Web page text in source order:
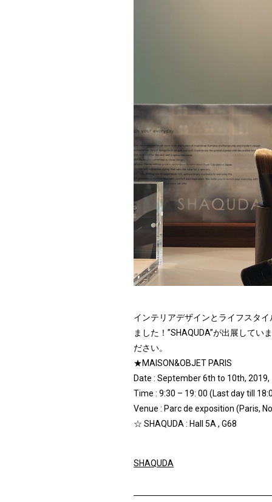
インテリアデザインとライフスタ
ました！”SHAQUDA”が出展して
ださい。
★MAISON&OBJET PARIS
Date : September 6th to 10th, 2019,
Time : 9:30 – 19: 00 (Last day till
Venue : Parc de exposition (Paris,
☆ SHAQUDA : Hall 5A , G68
SHAQUDA